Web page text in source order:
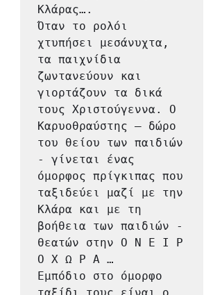
Κλάρας….
Όταν το ρολόι
χτυπήσει μεσάνυχτα,
τα παιχνίδια
ζωντανεύουν και
γιορτάζουν τα δικά
τους Χριστούγεννα. Ο
Καρυοθραύστης – δώρο
του θείου των παιδιών
- γίνεται ένας
όμορφος πρίγκιπας που
ταξιδεύει μαζί με την
Κλάρα και με τη
βοήθεια των παιδιών -
θεατών στην Ο Ν Ε Ι Ρ
Ο Χ Ω Ρ A …
Εμπόδιο στο όμορφο